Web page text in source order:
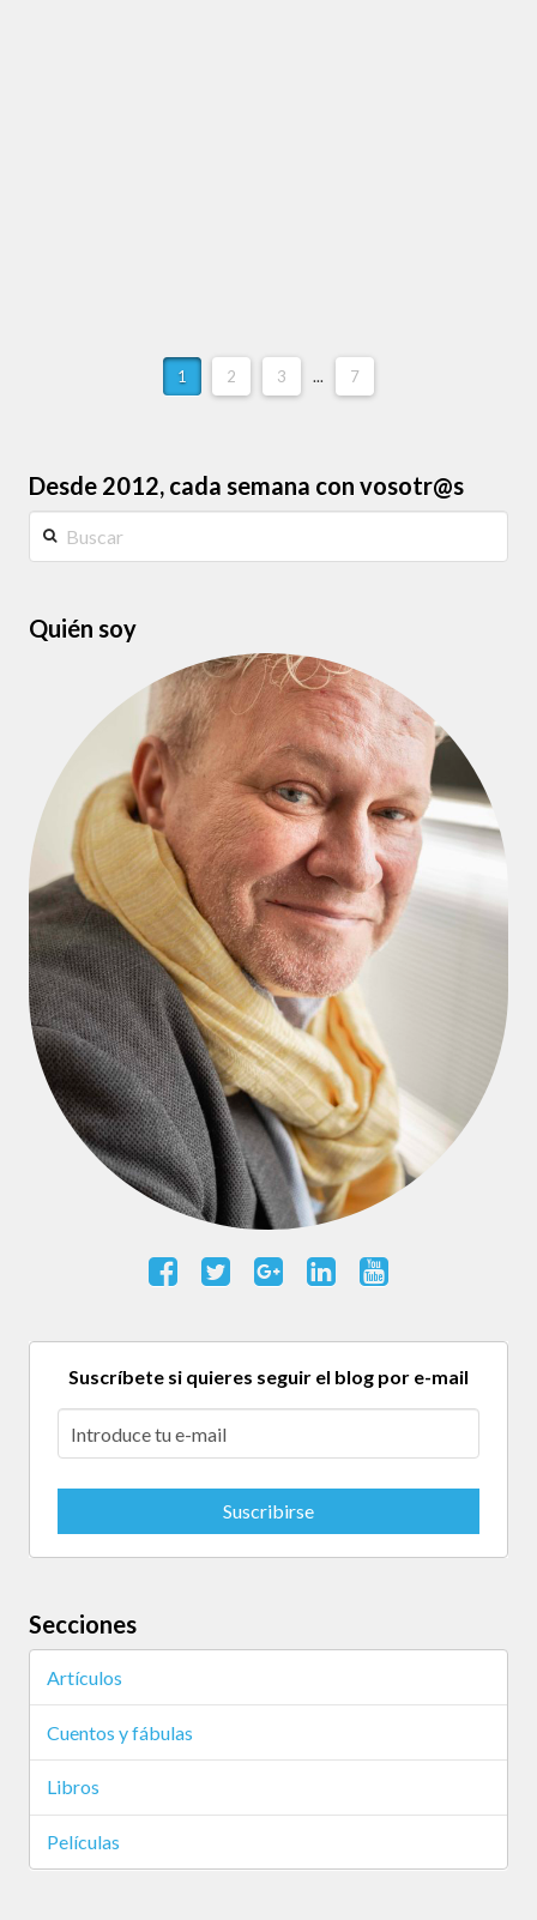
1 2 3 ... 7
Desde 2012, cada semana con vosotr@s
Quién soy
Suscríbete si quieres seguir el blog por e-mail
Secciones
Artículos
Cuentos y fábulas
Libros
Películas